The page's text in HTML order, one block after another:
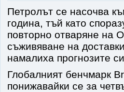
Петролът се насочва
година, тъй като
повторно отваряне на
съживяване на
намалиха прогнозите
Глобалният бенчмарк
понижавайки се за